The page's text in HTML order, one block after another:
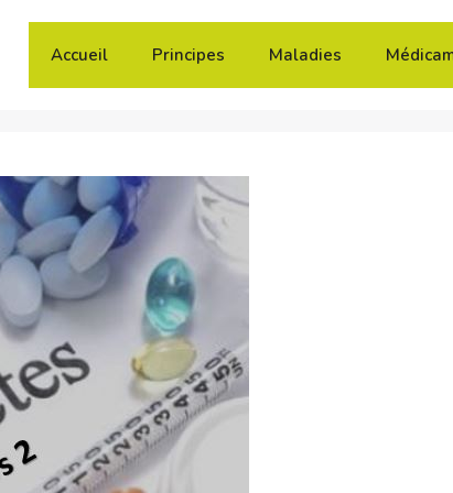
Accueil Principes Maladies